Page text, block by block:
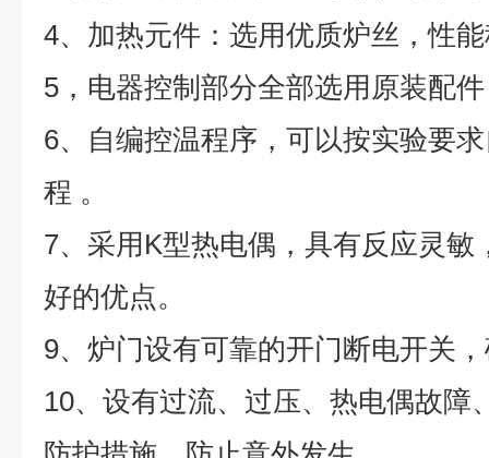
4、加热元件：选用优质炉丝，性
5， 电器控制部分全部选用原装配
6、自编控温程序，可以按实验要
程 。
7、采用K型热电偶，具有反应灵敏
好的优点。
9、炉门设有可靠的开门断电开关
10、设有过流、过压、热电偶故障